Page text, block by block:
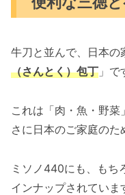
牛刀と並んで、日本の
（さんとく）包丁 」で
これは「肉・魚・野菜
さに日本のご家庭のた
ミソノ440にも、もち
インナップされていま